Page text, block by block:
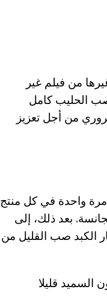
من فيلم غير
الحليب كامل
من أجل تعزيز
مرة واحدة في كل منتج
بعد ذلك، إلى
الكبد صب القليل من
قليلا